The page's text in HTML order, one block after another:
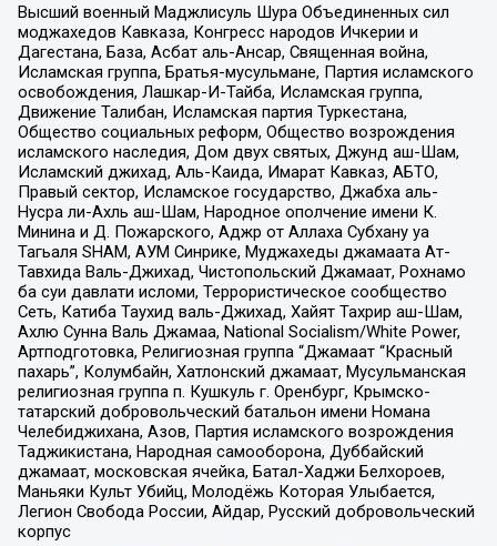
Высший военный Маджлисуль Шура Объединенных сил
моджахедов Кавказа, Конгресс народов Ичкерии и
Дагестана, База, Асбат аль-Ансар, Священная война,
Исламская группа, Братья-мусульмане, Партия исламского
освобождения, Лашкар-И-Тайба, Исламская группа,
Движение Талибан, Исламская партия Туркестана,
Общество социальных реформ, Общество возрождения
исламского наследия, Дом двух святых, Джунд аш-Шам,
Исламский джихад, Аль-Каида, Имарат Кавказ, АБТО,
Правый сектор, Исламское государство, Джабха аль-
Нусра ли-Ахль аш-Шам, Народное ополчение имени К.
Минина и Д. Пожарского, Аджр от Аллаха Субхану уа
Тагьаля SHAM, АУМ Синрике, Муджахеды джамаата Ат-
Тавхида Валь-Джихад, Чистопольский Джамаат, Рохнамо
ба суи давлати исломи, Террористическое сообщество
Сеть, Катиба Таухид валь-Джихад, Хайят Тахрир аш-Шам,
Ахлю Сунна Валь Джамаа, National Socialism/White Power,
Артподготовка, Религиозная группа “Джамаат “Красный
пахарь”, Колумбайн, Хатлонский джамаат, Мусульманская
религиозная группа п. Кушкуль г. Оренбург, Крымско-
татарский добровольческий батальон имени Номана
Челебиджихана, Азов, Партия исламского возрождения
Таджикистана, Народная самооборона, Дуббайский
джамаат, московская ячейка, Батал-Хаджи Белхороев,
Маньяки Культ Убийц, Молодёжь Которая Улыбается,
Легион Свобода России, Айдар, Русский добровольческий
корпус